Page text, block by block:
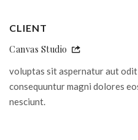
CLIENT
Canvas Studio
voluptas sit aspernatur aut
consequuntur magni dolores
nesciunt.